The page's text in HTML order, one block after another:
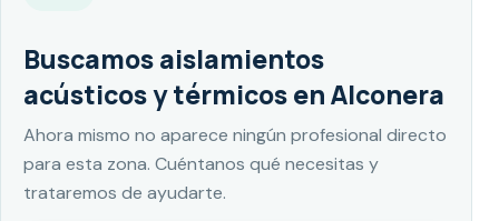
Buscamos aislamientos
acústicos y térmicos en Alconera
Ahora mismo no aparece ningún profesional directo
para esta zona. Cuéntanos qué necesitas y
trataremos de ayudarte.